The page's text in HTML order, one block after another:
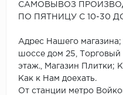
САМОВЫВОЗ
ПО ПЯТНИЦУ С 10-30
Адрес Нашего
шоссе дом 25, Торговый
этаж., Магазин
Как к Нам доехать.
От станции метро